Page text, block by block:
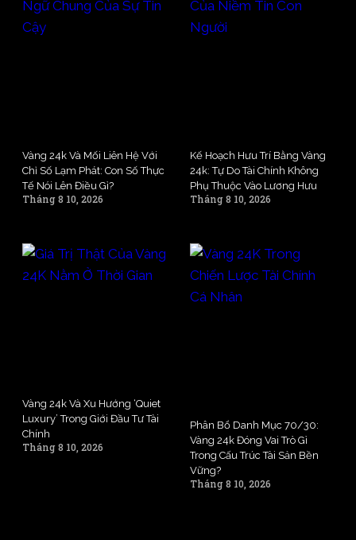
Vàng 24k Và Mối Liên Hệ Với
Chỉ Số Lạm Phát: Con Số Thực
Tế Nói Lên Điều Gì?
Tháng 8 10, 2026
Kế Hoạch Hưu Trí Bằng Vàng
24k: Tự Do Tài Chính Không
Phụ Thuộc Vào Lương Hưu
Tháng 8 10, 2026
Vàng 24k Và Xu Hướng ‘Quiet
Luxury’ Trong Giới Đầu Tư Tài
Chính
Tháng 8 10, 2026
Phân Bổ Danh Mục 70/30:
Vàng 24k Đóng Vai Trò Gì
Trong Cấu Trúc Tài Sản Bền
Vững?
Tháng 8 10, 2026